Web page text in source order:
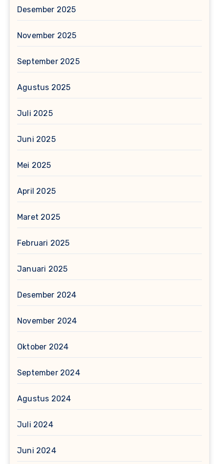
Desember 2025
November 2025
September 2025
Agustus 2025
Juli 2025
Juni 2025
Mei 2025
April 2025
Maret 2025
Februari 2025
Januari 2025
Desember 2024
November 2024
Oktober 2024
September 2024
Agustus 2024
Juli 2024
Juni 2024